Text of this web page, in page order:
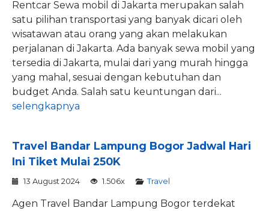
Rentcar Sewa mobil di Jakarta merupakan salah
satu pilihan transportasi yang banyak dicari oleh
wisatawan atau orang yang akan melakukan
perjalanan di Jakarta. Ada banyak sewa mobil yang
tersedia di Jakarta, mulai dari yang murah hingga
yang mahal, sesuai dengan kebutuhan dan
budget Anda. Salah satu keuntungan dari...
selengkapnya
Travel Bandar Lampung Bogor Jadwal Hari
Ini Tiket Mulai 250K
13 August 2024 1.506x Travel
Agen Travel Bandar Lampung Bogor terdekat